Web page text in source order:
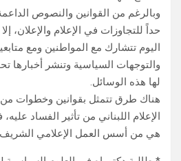
وبالرغم من القوانين والنصوص
حداً للتجاوزات في الإعلام والإعلان،
اليوم تتشارك مع المواطنين ومع
والتوجهات السياسية وتنشر أخبارها
لها هذه الوسائل.
هناك طرق تتمثل بقوانين وخطوات من
الإعلام اللبناني من تأثير الفساد
هي من أسس العمل الإعلامي الشريف